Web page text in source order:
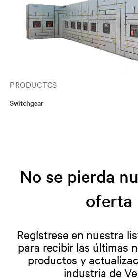
PRODUCTOS
Switchgear
No se pierda
oferta
Regístrese en nuestra
para recibir las últimas
productos y
industria de